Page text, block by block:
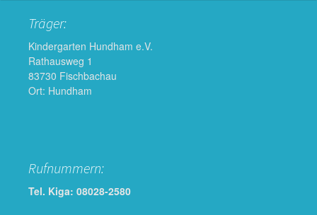
Träger:
Kindergarten Hundham e.V.
Rathausweg 1
83730 Fischbachau
Ort: Hundham
Rufnummern:
Tel. Kiga: 08028-2580